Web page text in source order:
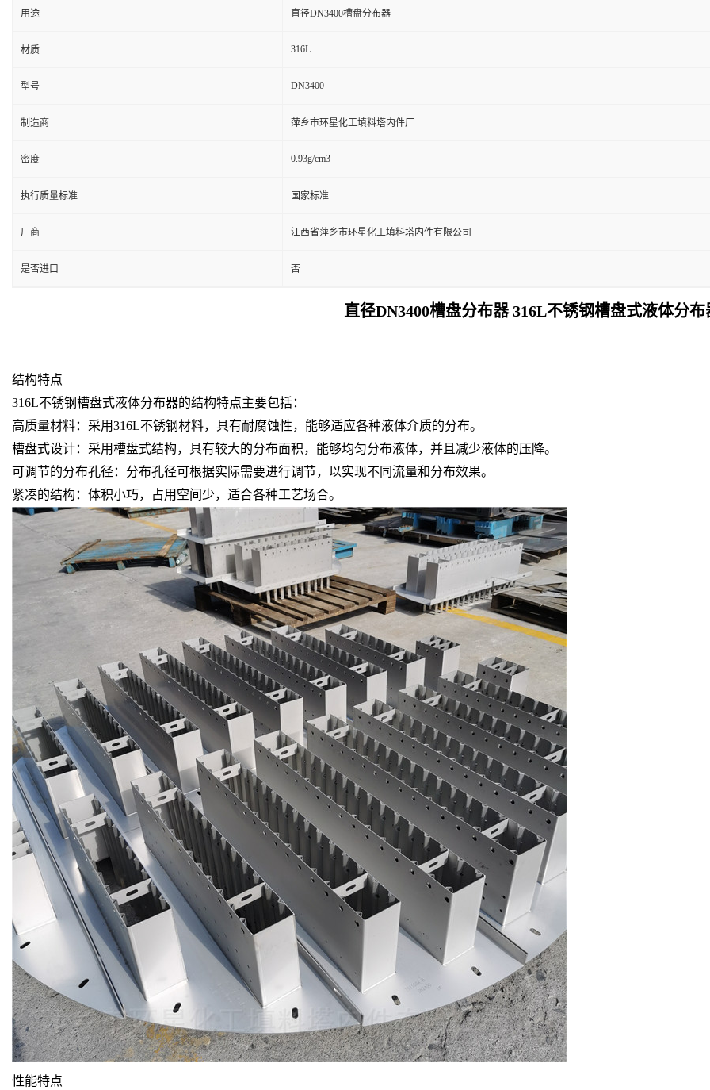
用途 直径DN3400槽盘分布器
材质 316L
型号 DN3400
制造商 萍乡市环星化工填料塔内件厂
密度 0.93g/cm3
执行质量标准 国家标准
厂商 江西省萍乡市环星化工填料塔内件有限公司
是否进口 否
直径DN3400槽盘分布器316L不锈钢槽盘式液体分布
结构特点
316L不锈钢槽盘式液体分布器的结构特点主要包括：
高质量材料：采用316L不锈钢材料，具有耐腐蚀性，能够适应各种液体介质的分布。
槽盘式设计：采用槽盘式结构，具有较大的分布面积，能够均匀分布液体，并且减少液体的压降。
可调节的分布孔径：分布孔径可根据实际需要进行调节，以实现不同流量和分布效果。
紧凑的结构：体积小巧，占用空间少，适合各种工艺场合。
性能特点